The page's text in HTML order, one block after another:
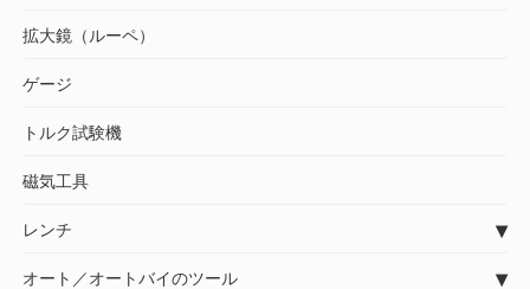
拡大鏡（ルーペ）
ゲージ
トルク試験機
磁気工具
レンチ
オート／オートバイのツール